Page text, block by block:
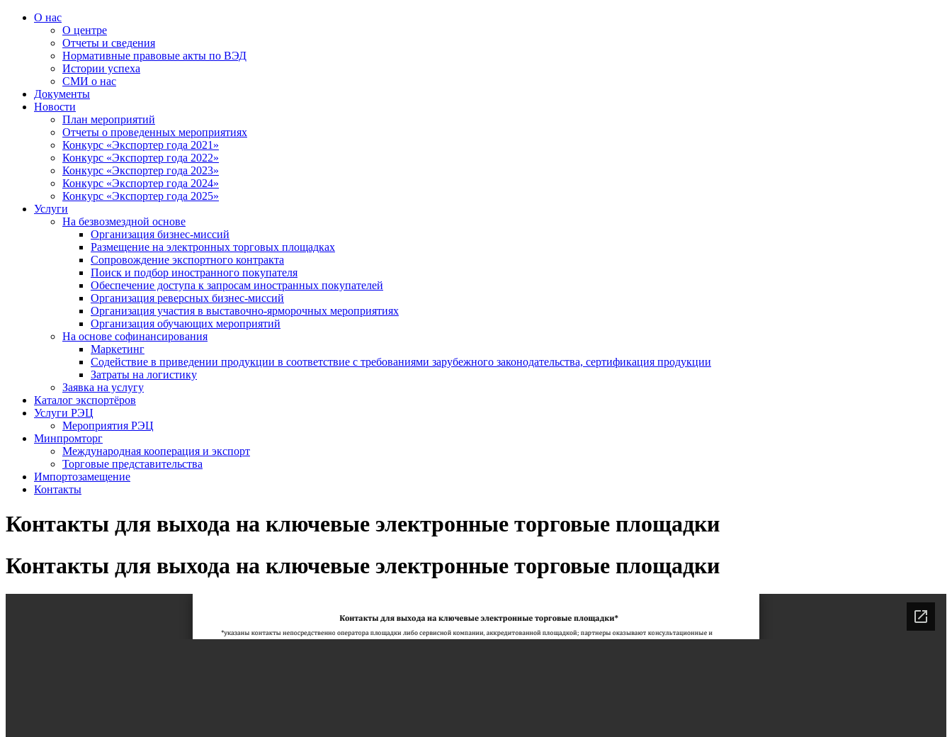
О нас
О центре
Отчеты и сведения
Нормативные правовые акты по ВЭД
Истории успеха
СМИ о нас
Документы
Новости
План мероприятий
Отчеты о проведенных мероприятиях
Конкурс «Экспортер года 2021»
Конкурс «Экспортер года 2022»
Конкурс «Экспортер года 2023»
Конкурс «Экспортер года 2024»
Конкурс «Экспортер года 2025»
Услуги
На безвозмездной основе
Организация бизнес-миссий
Размещение на электронных торговых площадках
Сопровождение экспортного контракта
Поиск и подбор иностранного покупателя
Обеспечение доступа к запросам иностранных покупателей
Организация реверсных бизнес-миссий
Организация участия в выставочно-ярморочных мероприятиях
Организация обучающих мероприятий
На основе софинансирования
Маркетинг
Содействие в приведении продукции в соответствие с требованиями зарубежного законодательства, сертификация продукции
Затраты на логистику
Заявка на услугу
Каталог экспортёров
Услуги РЭЦ
Мероприятия РЭЦ
Минпромторг
Международная кооперация и экспорт
Торговые представительства
Импортозамещение
Контакты
Контакты для выхода на ключевые электронные торговые площадки
Контакты для выхода на ключевые электронные торговые площадки